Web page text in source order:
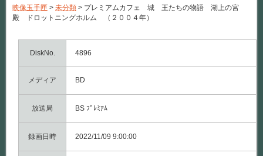
ア
ム
ェ
城
ち
語
の
映像玉手匣 > 未分類 > プレミアムカフェ 城 王たちの物語 湖上の宮
殿 ドロットニングホルム （２００４年）
DiskNo. 4896
メディア BD
放送局 BS ﾌﾟﾚﾐｱﾑ
録画日時 2022/11/09 9:00:00